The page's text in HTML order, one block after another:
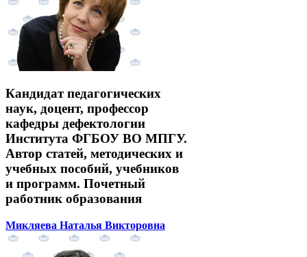
Кандидат педагогических
наук, доцент, профессор
кафедры дефектологии
Института ФГБОУ ВО МПГУ.
Автор статей, методических и
учебных пособий, учебников
и программ. Почетный
работник образования
Микляева Наталья Викторовна